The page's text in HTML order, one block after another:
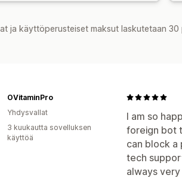
ja käyttöperusteiset maksut laskutetaan 30
I am so
foreign bot
can block a
tech
always
OVitaminPro
Yhdysvallat
3 kuukautta sovelluksen
käyttöä